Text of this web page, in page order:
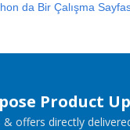
da Bir Çalışma
Product
offers directly